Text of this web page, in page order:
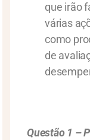
que irão
várias
como
de
Questão 1 –